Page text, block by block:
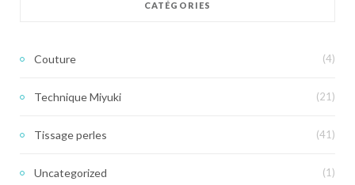
CATÉGORIES
Couture (4)
Technique Miyuki (21)
Tissage perles (41)
Uncategorized (1)